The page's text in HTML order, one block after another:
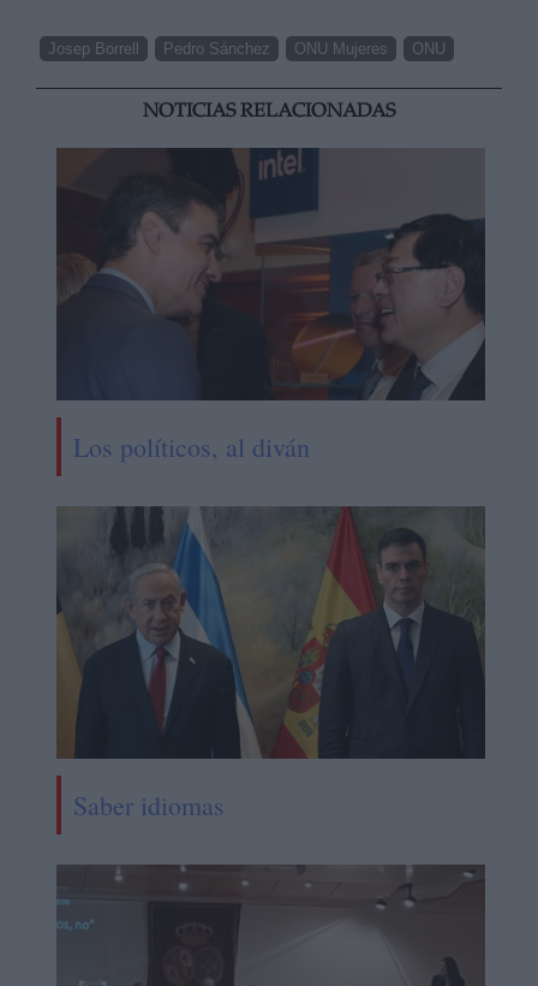
Josep Borrell Pedro Sánchez ONU Mujeres ONU
NOTICIAS RELACIONADAS
Los políticos, al diván
Saber idiomas